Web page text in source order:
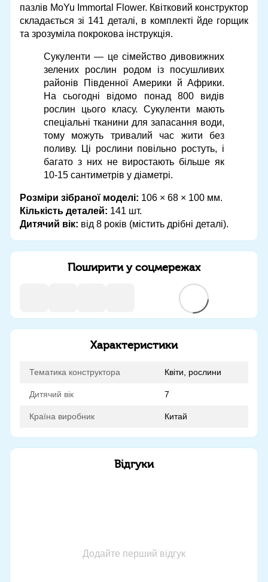
пазлів MoYu Immortal Flower. Квітковий конструктор
складається зі 141 деталі, в комплекті йде горщик
та зрозуміла покрокова інструкція.
Сукуленти — це сімейство дивовижних
зелених рослин родом із посушливих
районів Південної Америки й Африки.
На сьогодні відомо понад 800 видів
рослин цього класу. Сукуленти мають
спеціальні тканини для запасання води,
тому можуть тривалий час жити без
поливу. Ці рослини повільно ростуть, і
багато з них не виростають більше як
10-15 сантиметрів у діаметрі.
Розміри зібраної моделі: 106 × 68 × 100 мм.
Кількість деталей: 141 шт.
Дитячий вік: від 8 років (містить дрібні деталі).
Поширити у соцмережах
Характеристики
Тематика конструктора Квіти, рослини
Дитячий вік 7
Країна виробник Китай
Відгуки
Додайте перший відгук